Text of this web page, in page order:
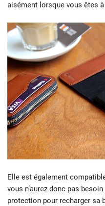
aisément lorsque vous êtes
Elle est également
vous n’aurez donc pas
protection pour recharger sa